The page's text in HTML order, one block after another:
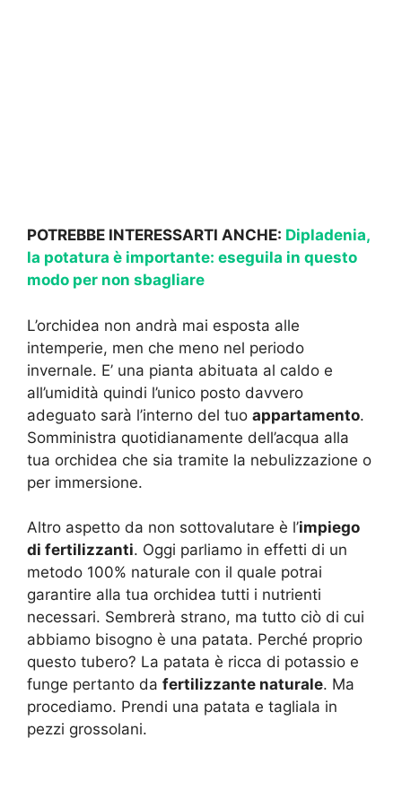
POTREBBE INTERESSARTI ANCHE: Dipladenia,
la potatura è importante: eseguila in questo
modo per non sbagliare
L’orchidea non andrà mai esposta alle
intemperie, men che meno nel periodo
invernale. E’ una pianta abituata al caldo e
all’umidità quindi l’unico posto davvero
adeguato sarà l’interno del tuo appartamento.
Somministra quotidianamente dell’acqua alla
tua orchidea che sia tramite la nebulizzazione o
per immersione.
Altro aspetto da non sottovalutare è l’impiego
di fertilizzanti. Oggi parliamo in effetti di un
metodo 100% naturale con il quale potrai
garantire alla tua orchidea tutti i nutrienti
necessari. Sembrerà strano, ma tutto ciò di cui
abbiamo bisogno è una patata. Perché proprio
questo tubero? La patata è ricca di potassio e
funge pertanto da fertilizzante naturale. Ma
procediamo. Prendi una patata e tagliala in
pezzi grossolani.